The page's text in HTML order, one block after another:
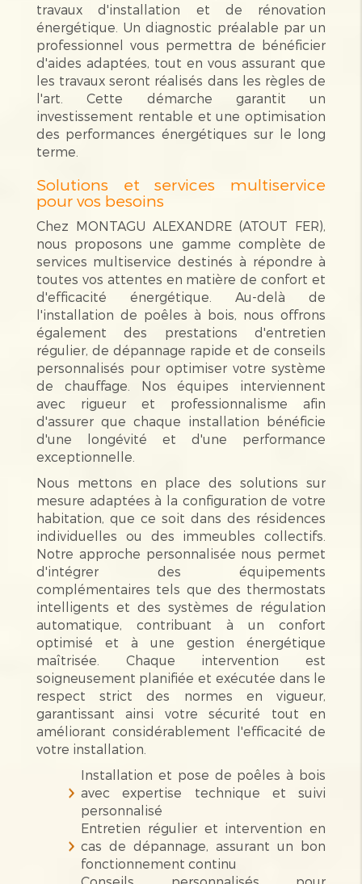
travaux d'installation et de rénovation
énergétique. Un diagnostic préalable par un
professionnel vous permettra de bénéficier
d'aides adaptées, tout en vous assurant que
les travaux seront réalisés dans les règles de
l'art. Cette démarche garantit un
investissement rentable et une optimisation
des performances énergétiques sur le long
terme.
Solutions et services multiservice
pour vos besoins
Chez MONTAGU ALEXANDRE (ATOUT FER),
nous proposons une gamme complète de
services multiservice destinés à répondre à
toutes vos attentes en matière de confort et
d'efficacité énergétique. Au-delà de
l'installation de poêles à bois, nous offrons
également des prestations d'entretien
régulier, de dépannage rapide et de conseils
personnalisés pour optimiser votre système
de chauffage. Nos équipes interviennent
avec rigueur et professionnalisme afin
d'assurer que chaque installation bénéficie
d'une longévité et d'une performance
exceptionnelle.
Nous mettons en place des solutions sur
mesure adaptées à la configuration de votre
habitation, que ce soit dans des résidences
individuelles ou des immeubles collectifs.
Notre approche personnalisée nous permet
d'intégrer des équipements
complémentaires tels que des thermostats
intelligents et des systèmes de régulation
automatique, contribuant à un confort
optimisé et à une gestion énergétique
maîtrisée. Chaque intervention est
soigneusement planifiée et exécutée dans le
respect strict des normes en vigueur,
garantissant ainsi votre sécurité tout en
améliorant considérablement l'efficacité de
votre installation.
Installation et pose de poêles à bois
avec expertise technique et suivi
personnalisé
Entretien régulier et intervention en
cas de dépannage, assurant un bon
fonctionnement continu